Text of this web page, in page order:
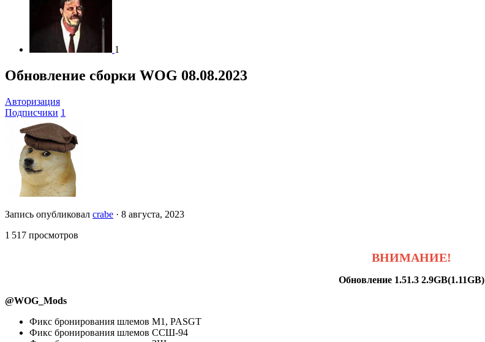
1
Обновление сборки WOG 08.08.2023
Авторизация
Подписчики 1
Запись опубликовал crabe · 8 августа, 2023
1 517 просмотров
ВНИМАНИЕ!
Обновление 1.51.3 2.9GB(1.11GB)
@WOG_Mods
Фикс бронирования шлемов M1, PASGT
Фикс бронирования шлемов ССШ-94